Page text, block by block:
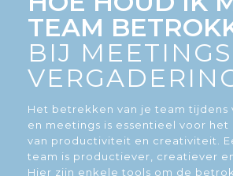
TEAM
BIJ
Het betrekken van je team tijdens
en meetings is essentieel voor
van productiviteit en creativiteit.
team is productiever, creatiever
Hier zijn enkele tools om de